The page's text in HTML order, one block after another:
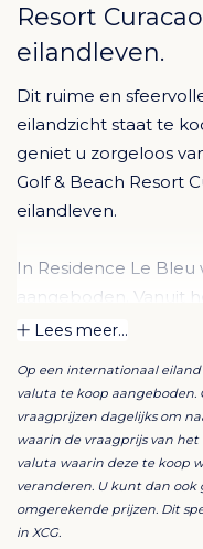
Resort Curacao
eilandleven.
Dit ruime en
eilandzicht staat te
geniet u zorgeloos
Golf & Beach Resort
eilandleven.
In Residence Le
aangeboden. Vanuit
prachtig uitzicht over
op de wind. Het
langetermijnverhuurd
U betreedt de
Een royale entree
woonkamer. Dankzij
Lees meer...
Op een internationaal
valuta te koop aangeboden.
vraagprijzen dagelijks om
waarin de vraagprijs van
valuta waarin deze te koop
veranderen. U kunt dan
omgerekende prijzen. Dit
in XCG.